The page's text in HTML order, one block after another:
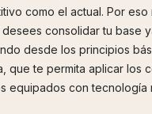
como el actual. Por
consolidar tu base
desde los principios
que te permita aplicar los
equipados con